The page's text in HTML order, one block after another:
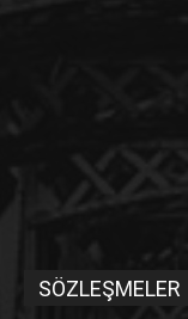
SÖZLEŞMELER